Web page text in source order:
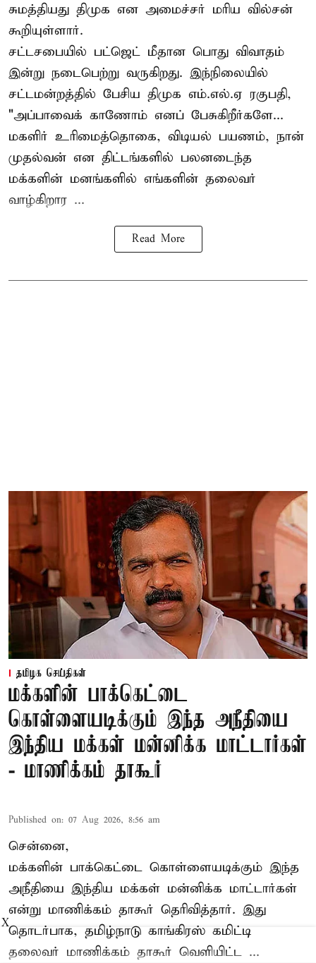
சுமத்தியது திமுக என அமைச்சர் மரிய வில்சன்
கூறியுள்ளார்.
சட்டசபையில் பட்ஜெட் மீதான பொது விவாதம்
இன்று நடைபெற்று வருகிறது. இந்நிலையில்
சட்டமன்றத்தில் பேசிய திமுக எம்.எல்.ஏ ரகுபதி,
"அப்பாவைக் காணோம் எனப் பேசுகிறீர்களே...
மகளிர் உரிமைத்தொகை, விடியல் பயணம், நான்
முதல்வன் என திட்டங்களில் பலனடைந்த
மக்களின் மனங்களில் எங்களின் தலைவர்
வாழ்கிறார ...
Read More
தமிழக செய்திகள்
மக்களின் பாக்கெட்டை
கொள்ளையடிக்கும் இந்த அநீதியை
இந்திய மக்கள் மன்னிக்க மாட்டார்கள்
- மாணிக்கம் தாகூர்
Published on: 07 Aug 2026, 8:56 am
சென்னை,
மக்களின் பாக்கெட்டை கொள்ளையடிக்கும் இந்த
அநீதியை இந்திய மக்கள் மன்னிக்க மாட்டார்கள்
என்று மாணிக்கம் தாகூர் தெரிவித்தார். இது
தொடர்பாக, தமிழ்நாடு காங்கிரஸ் கமிட்டி
தலைவர் மாணிக்கம் தாகூர் வெளியிட்ட ...
X